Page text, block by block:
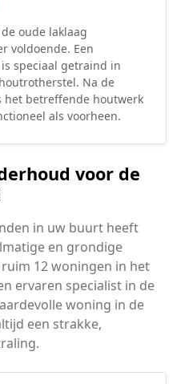
oude laklaag
voldoende. Een
speciaal getraind in
Na de
het betreffende houtwerk
als voorheen.
voor de
in uw buurt heeft
en grondige
12 woningen in het
ervaren specialist in de
woning in de
een strakke,